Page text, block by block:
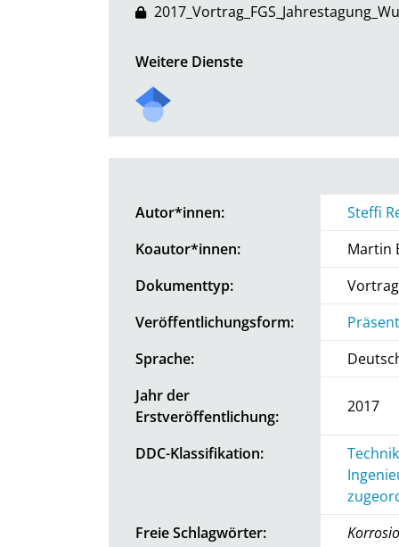
Weitere Dienste
Autor*innen:
Steffi
Koautor*innen:
Martin
Dokumenttyp:
Vortrag
Veröffentlichungsform:
Sprache:
Jahr der
Erstveröffentlichung:
2017
DDC-Klassifikation:
Freie Schlagwörter: